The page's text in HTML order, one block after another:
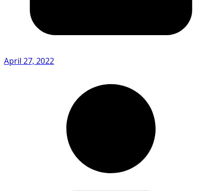
April 27, 2022